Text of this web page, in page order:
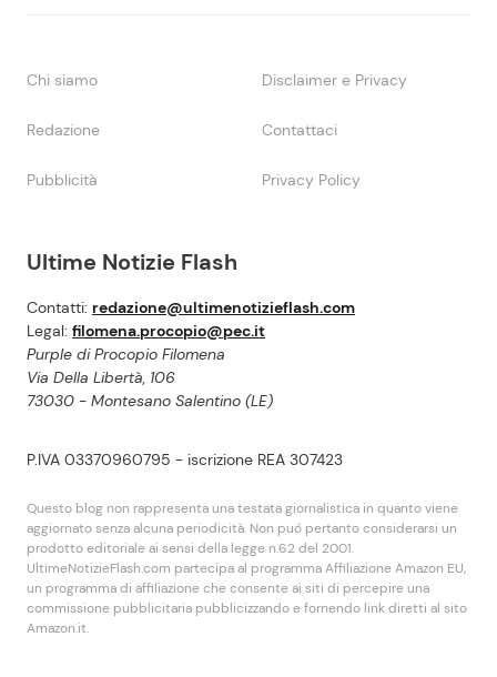
Ultime Notizie Flash
Contatti: redazione@ultimenotizieflash.com
Legal: filomena.procopio@pec.it
Purple di Procopio Filomena
Via Della Libertà, 106
73030 - Montesano Salentino (LE)
P.IVA 03370960795 - iscrizione REA 307423
Questo blog non rappresenta una testata giornalistica in quanto viene
aggiornato senza alcuna periodicità. Non puó pertanto considerarsi un
prodotto editoriale ai sensi della legge n.62 del 2001.
UltimeNotizieFlash.com partecipa al programma Affiliazione Amazon EU,
un programma di affiliazione che consente ai siti di percepire una
commissione pubblicitaria pubblicizzando e fornendo link diretti al sito
Amazon.it.
Chi siamo Disclaimer e Privacy
Redazione Contattaci
Pubblicità Privacy Policy